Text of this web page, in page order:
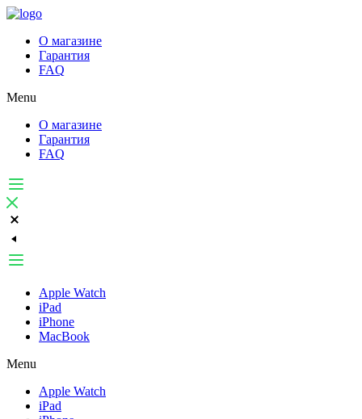
О магазине
Гарантия
FAQ
Menu
О магазине
Гарантия
FAQ
Apple Watch
iPad
iPhone
MacBook
Menu
Apple Watch
iPad